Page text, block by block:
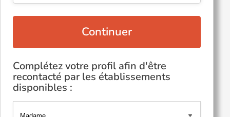
Continuer
Complétez votre profil afin d'être
recontacté par les établissements
disponibles :